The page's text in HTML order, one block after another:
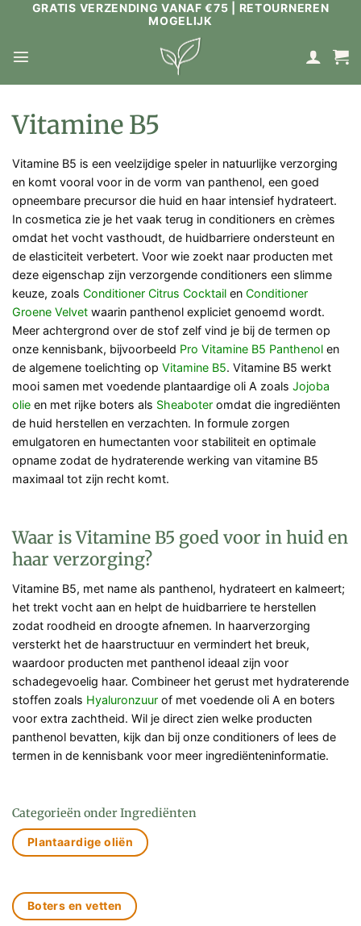
GRATIS VERZENDING VANAF €75 | RETOURNEREN
MOGELIJK
Vitamine B5
Vitamine B5 is een veelzijdige speler in natuurlijke verzorging
en komt vooral voor in de vorm van panthenol, een goed
opneembare precursor die huid en haar intensief hydrateert.
In cosmetica zie je het vaak terug in conditioners en crèmes
omdat het vocht vasthoudt, de huidbarriere ondersteunt en
de elasticiteit verbetert. Voor wie zoekt naar producten met
deze eigenschap zijn verzorgende conditioners een slimme
keuze, zoals Conditioner Citrus Cocktail en Conditioner
Groene Velvet waarin panthenol expliciet genoemd wordt.
Meer achtergrond over de stof zelf vind je bij de termen op
onze kennisbank, bijvoorbeeld Pro Vitamine B5 Panthenol en
de algemene toelichting op Vitamine B5. Vitamine B5 werkt
mooi samen met voedende plantaardige oli A zoals Jojoba
olie en met rijke boters als Sheaboter omdat die ingrediënten
de huid herstellen en verzachten. In formule zorgen
emulgatoren en humectanten voor stabiliteit en optimale
opname zodat de hydraterende werking van vitamine B5
maximaal tot zijn recht komt.
Waar is Vitamine B5 goed voor in huid en
haar verzorging?
Vitamine B5, met name als panthenol, hydrateert en kalmeert;
het trekt vocht aan en helpt de huidbarriere te herstellen
zodat roodheid en droogte afnemen. In haarverzorging
versterkt het de haarstructuur en vermindert het breuk,
waardoor producten met panthenol ideaal zijn voor
schadegevoelig haar. Combineer het gerust met hydraterende
stoffen zoals Hyaluronzuur of met voedende oli A en boters
voor extra zachtheid. Wil je direct zien welke producten
panthenol bevatten, kijk dan bij onze conditioners of lees de
termen in de kennisbank voor meer ingrediënteninformatie.
Categorieën onder Ingrediënten
Plantaardige oliën
Boters en vetten